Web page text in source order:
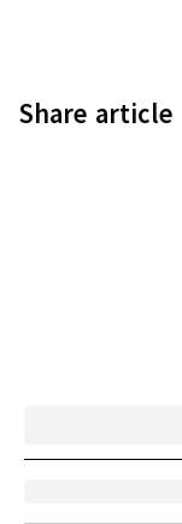
Share article